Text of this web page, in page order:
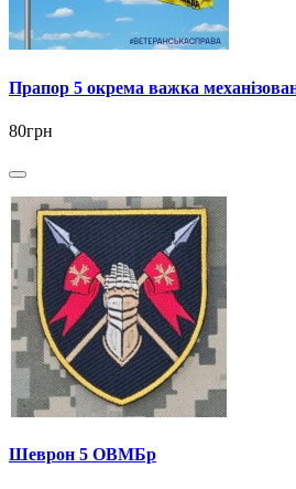
Прапор 5 окрема важка
80грн
Шеврон 5 ОВМБр